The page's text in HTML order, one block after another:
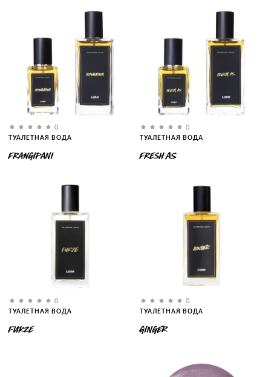
0
ТУАЛЕТНАЯ ВОДА
FRANGIPANI
0
ТУАЛЕТНАЯ ВОДА
FRESH AS
0
ТУАЛЕТНАЯ ВОДА
FURZE
0
ТУАЛЕТНАЯ ВОДА
GINGER